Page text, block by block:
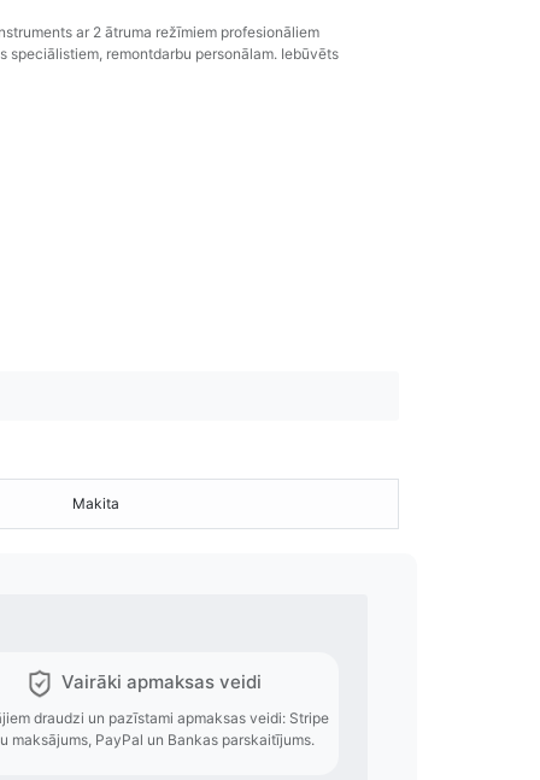
ar 2 ātruma režīmiem profesionāliem
speciālistiem, remontdarbu personālam. Iebūvēts
Makita